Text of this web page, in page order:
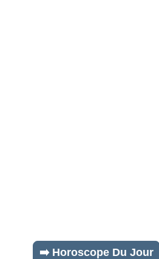
➡️ Horoscope Du Jour